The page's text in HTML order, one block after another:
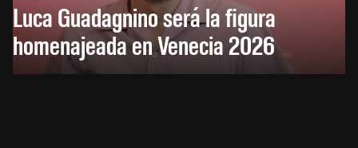
Luca Guadagnino será la figura
homenajeada en Venecia 2026